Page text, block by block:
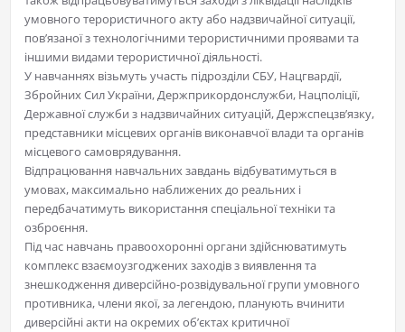
умовного терористичного акту або надзвичайної ситуації,
пов’язаної з технологічними терористичними проявами та
іншими видами терористичної діяльності.
У навчаннях візьмуть участь підрозділи СБУ, Нацгвардії,
Збройних Сил України, Держприкордонслужби, Нацполіції,
Державної служби з надзвичайних ситуацій, Держспецзв’язку,
представники місцевих органів виконавчої влади та органів
місцевого самоврядування.
Відпрацювання навчальних завдань відбуватимуться в
умовах, максимально наближених до реальних і
передбачатимуть використання спеціальної техніки та
озброєння.
Під час навчань правоохоронні органи здійснюватимуть
комплекс взаємоузгоджених заходів з виявлення та
знешкодження диверсійно-розвідувальної групи умовного
противника, члени якої, за легендою, планують вчинити
диверсійні акти на окремих об’єктах критичної